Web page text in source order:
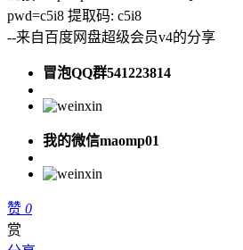
pwd=c5i8 提取码: c5i8
--来自百度网盘超级会员v4的分享
冒泡QQ群541223814
我的微信maomp01
赞 0
赏